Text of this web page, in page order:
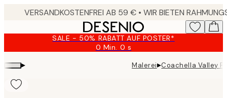
SALE - 50% RABATT AUF POSTER*
0 Min. 0 s
Gültig
2026-
▸ Malerei▸Coachella Valley